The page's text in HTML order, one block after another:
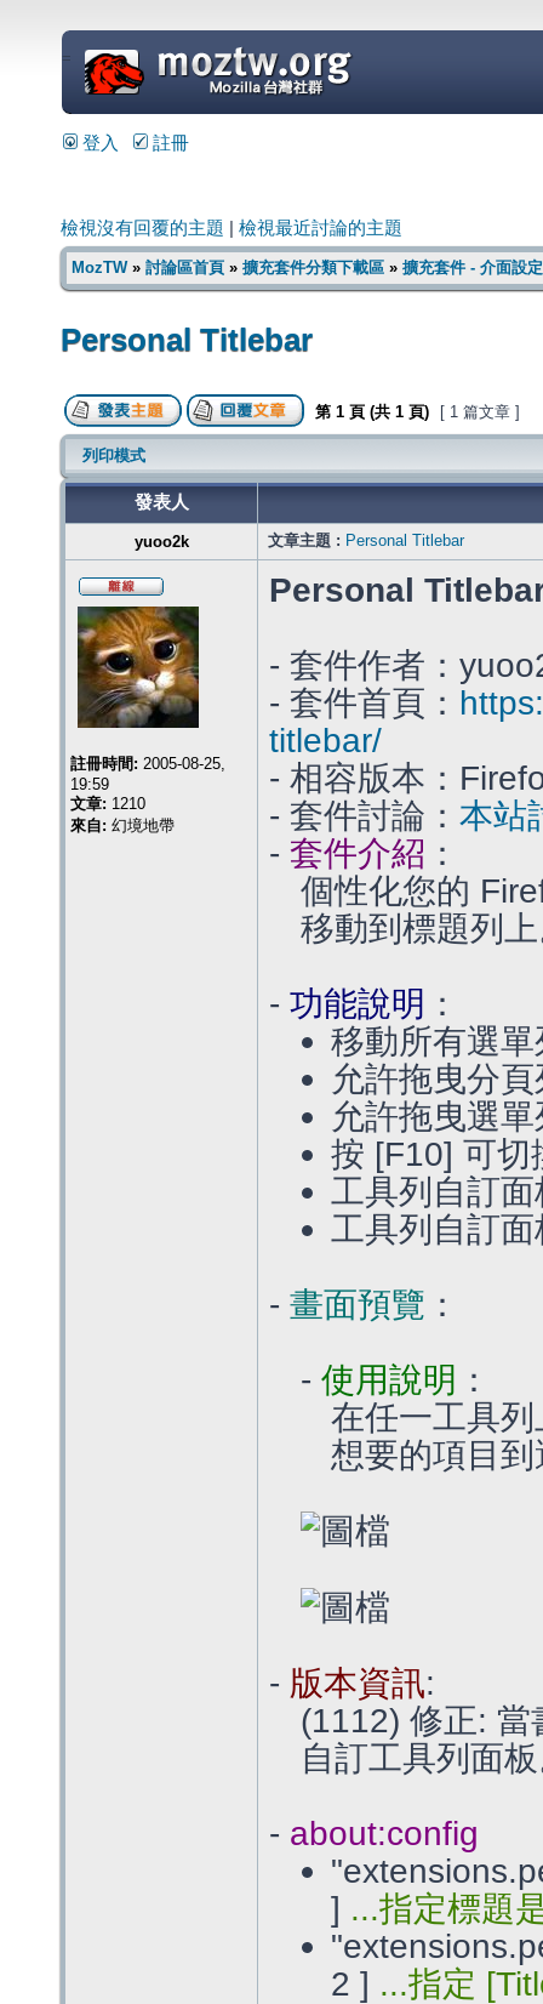
=
登入 註冊
檢視沒有回覆的主題 檢視最近討論的主題
MozTW» 討論區首頁 » 擴充套件分類下載區 » 擴充套件 - 介面設定
Personal Titlebar
第 1 頁 (共 1 頁) [ 1 篇文章 ]
列印模式
發表人
yuoo2k 文章主題 : Personal Titlebar
註冊時間: 2005-08-25,
19:59
文章: 1210
來自: 幻境地帶
Personal
- 套件作者：
- 套件首頁：
titlebar/
- 相容版本：
- 套件討論： 本站
- 套件介紹 ：
個性化您的
移動到標題列
- 功能說明 ：
移動所有選
允許拖曳分
允許拖曳選
按 [F10] 可切
工具列自訂
工具列自訂
- 畫面預覽 ：
- 使用說明 ：
在任一工具
想要的項目
- 版本資訊:
(1112) 修正: 當
自訂工具列面
- about:config
] ...指定標題
2 ] ...指定